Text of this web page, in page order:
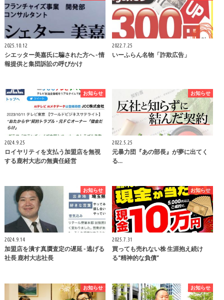
2025.10.12
シエッター美嘉氏に騙された方へ - 情
報提供と集団訴訟の呼びかけ
2022.7.25
いーふらん名物「詐欺広告」
お知らせ
2024.9.25
ロイヤリティを支払う加盟店を無視
する鹿村大志の無責任経営
お知らせ
2022.5.25
元暴力団『あの部長』が夢に出てく
る…
お知らせ
2024.9.14
加盟店を潰す真贋査定の遅延 - 逃げる
社長 鹿村大志社長
お知らせ
2025.7.31
買っても売れない株 生涯抱え続け
る“精神的な負債”
お知らせ お知らせ